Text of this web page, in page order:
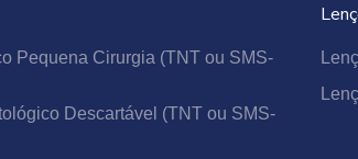
preocupa com cada detalhe para garantir
descartáveis, você tem a confiança
Pequena Cirurgia (TNT ou SMS-
Descartável (TNT ou SMS-